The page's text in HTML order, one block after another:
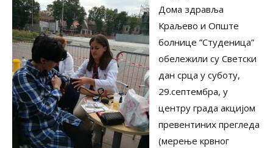
Дома здравља
Краљево и Опште
болнице ”Студеница”
обележили су Светски
дан срца у суботу,
29.септембра, у
центру града акцијом
превентиних прегледа
(мерење крвног